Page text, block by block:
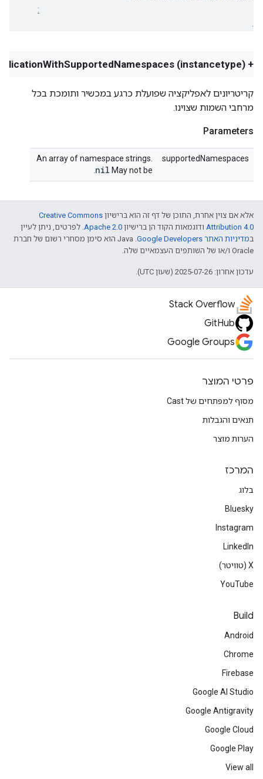
+ (instancetype) criteriaForRunningApplicationWithSupportedNamespaces:
קריטריונים לאפליקציה שפועלת כרגע במכשיר ותומכת בכל
מרחבי השמות שצוינו.
Parameters
supportedNamespaces
An array of namespace strings.
May not be
nil
אלא אם צוין אחרת, התוכן של דף זה הוא ברישיון Creative Commons
Attribution 4.0 ודוגמאות הקוד הן ברישיון Apache 2.0. לפרטים, ניתן לעיין
במדיניות האתר Google Developers‏
.‏ Java הוא סימן מסחרי רשום של חברת
Oracle ו/או של השותפים העצמאיים שלה.
עדכון אחרון: 2025-07-26 (שעון UTC).
Stack Overflow
GitHub
Google Groups
פרטי המוצר
מסוף למפתחים של Cast
תנאים והגבלות
הערות מוצר
המרכז
בלוג
Bluesky
Instagram
LinkedIn
‫X (טוויטר)
YouTube
Build
Android
Chrome
Firebase
Google AI Studio
Google Antigravity
Google Cloud
Google Play
View all